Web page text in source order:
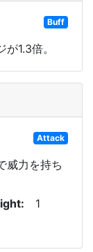
Buff
1.3倍。
Attack
威力を持ち
1